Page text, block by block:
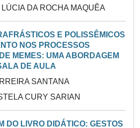
DA ROCHA MAQUÊA
E POLISSÊMICOS
NOS PROCESSOS
MEMES: UMA ABORDAGEM
DE AULA
SANTANA
CURY SARIAN
DO LIVRO DIDÁTICO: GESTOS